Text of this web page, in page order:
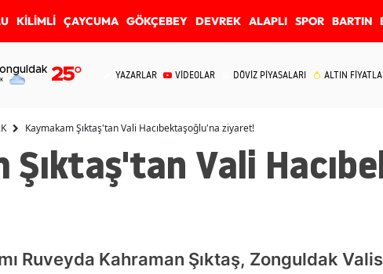
KİLİMLİ ÇAYCUMA GÖKÇEBEY DEVREK ALAPLI SPOR BARTIN
25° YAZARLAR VİDEOLAR DÖVİZ PİYASALARI ALTIN
Kaymakam Şıktaş'tan Vali Hacıbektaşoğlu'na ziyaret!
Şıktaş'tan Vali
Ruveyda Kahraman Şıktaş, Zonguldak